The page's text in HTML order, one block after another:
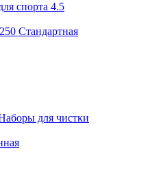
спорта 4.5
Стандартная
для чистки